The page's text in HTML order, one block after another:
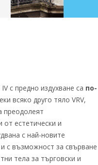
с предно издухване са по-
всяко друго тяло VRV,
преодолеят
от естетически и
с най-новите
с възможност за свърване
тела за търговски и